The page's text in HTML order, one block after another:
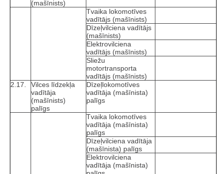
(mašīnists)
Tvaika lokomotīves
vadītājs (mašīnists)
Dīzeļvilciena vadītājs
(mašīnists)
Elektrovilciena
vadītājs (mašīnists)
Sliežu
motortransporta
vadītājs (mašīnists)
2.17.
Vilces līdzekļa
vadītāja
(mašīnists)
palīgs
Dīzeļlokomotīves
vadītāja (mašīnista)
palīgs
Tvaika lokomotīves
vadītāja (mašīnista)
palīgs
Dīzeļvilciena vadītāja
(mašīnista) palīgs
Elektrovilciena
vadītāja (mašīnista)